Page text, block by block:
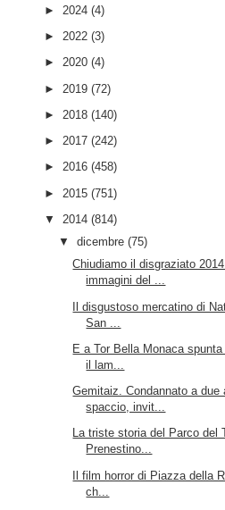
► 2024 (4)
► 2022 (3)
► 2020 (4)
► 2019 (72)
► 2018 (140)
► 2017 (242)
► 2016 (458)
► 2015 (751)
▼ 2014 (814)
▼ dicembre (75)
Chiudiamo il disgraziato
immagini del ...
Il disgustoso mercatino di
San ...
E a Tor Bella Monaca
il lam...
Gemitaiz. Condannato a due
spaccio, invit...
La triste storia del Parco del
Prenestino...
Il film horror di Piazza della
ch...